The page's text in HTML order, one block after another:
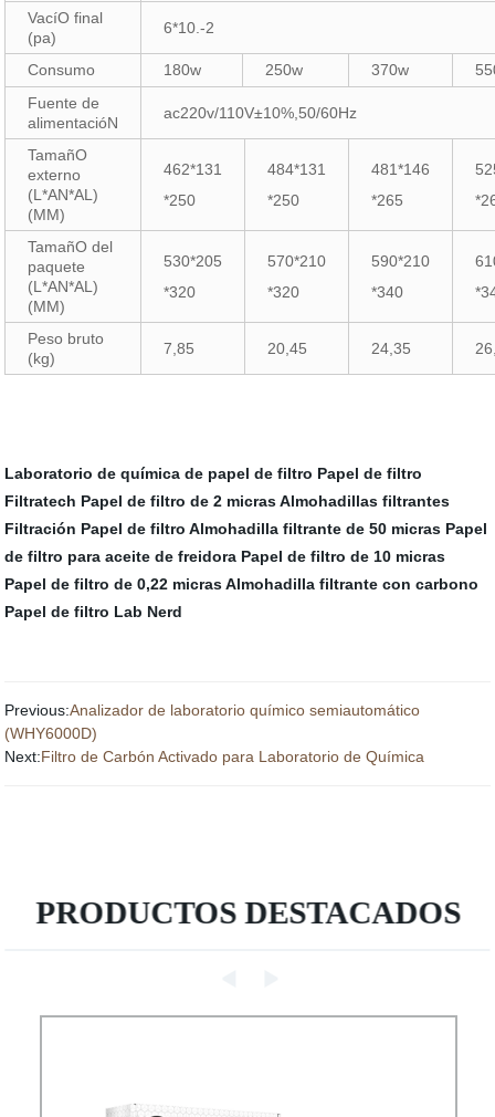
VacíO final
(pa)
6*10.-2
Consumo 180w 250w 370w
Fuente de
alimentacióN
ac220v/110V±10%,50/60Hz
TamañO
externo
(L*AN*AL)
(MM)
462*131
*250
484*131
*250
481*146
*265
TamañO del
paquete
(L*AN*AL)
(MM)
530*205
*320
570*210
*320
590*210
*340
Peso bruto
(kg)
7,85 20,45 24,35
Laboratorio de química de papel de filtro Papel de filtro
Filtratech Papel de filtro de 2 micras Almohadillas filtrantes
Filtración Papel de filtro Almohadilla filtrante de 50 micras Papel
de filtro para aceite de freidora Papel de filtro de 10 micras
Papel de filtro de 0,22 micras Almohadilla filtrante con carbono
Papel de filtro Lab Nerd
Previous:Analizador de laboratorio químico semiautomático
(WHY6000D)
Next:Filtro de Carbón Activado para Laboratorio de Química
PRODUCTOS DESTACADOS